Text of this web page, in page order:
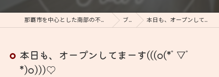
那覇市を中心とした南部の不動産ならじょーとーハウジング ブログ 本日も、オープンしてまーす(((o(*ﾟ▽ﾟ*)o)))♡
本日も、オープンしてまーす(((o(*ﾟ▽ﾟ
*)o)))♡